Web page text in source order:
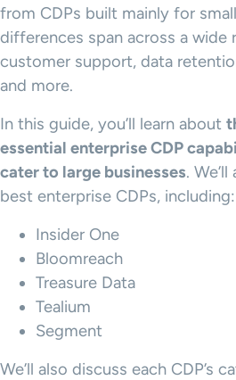
from CDPs built mainly for
differences span across a wide
customer support, data
and more.
In this guide, you’ll learn about
essential enterprise CDP
cater to large businesses.
best enterprise CDPs, including:
Insider One
Bloomreach
Treasure Data
Tealium
Segment
We’ll also discuss each CDP’s